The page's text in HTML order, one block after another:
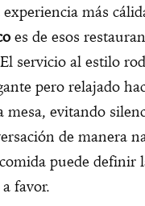
más
es de esos
servicio al estilo
pero relajado
mesa, evitando
de manera
puede definir
favor.